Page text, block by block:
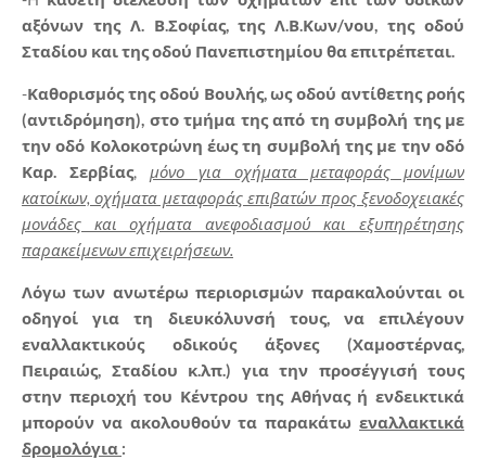
αξόνων της Λ. Β.Σοφίας, της Λ.Β.Κων/νου, της οδού
Σταδίου και της οδού Πανεπιστημίου θα επιτρέπεται.
-Καθορισμός της οδού Βουλής, ως οδού αντίθετης ροής
(αντιδρόμηση), στο τμήμα της από τη συμβολή της με
την οδό Κολοκοτρώνη έως τη συμβολή της με την οδό
Καρ. Σερβίας,μόνο για οχήματα μεταφοράς μονίμων
κατοίκων, οχήματα μεταφοράς επιβατών προς ξενοδοχειακές
μονάδες και οχήματα ανεφοδιασμού και εξυπηρέτησης
παρακείμενων επιχειρήσεων.
Λόγω των ανωτέρω περιορισμών παρακαλούνται οι
οδηγοί για τη διευκόλυνσή τους, να επιλέγουν
εναλλακτικούς οδικούς άξονες (Χαμοστέρνας,
Πειραιώς, Σταδίου κ.λπ.) για την προσέγγισή τους
στην περιοχή του Κέντρου της Αθήνας ή ενδεικτικά
μπορούν να ακολουθούντα παρακάτωεναλλακτικά
δρομολόγια :